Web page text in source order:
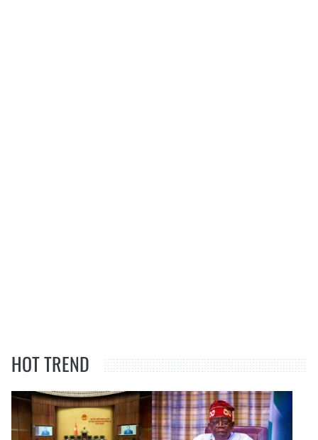
HOT TREND